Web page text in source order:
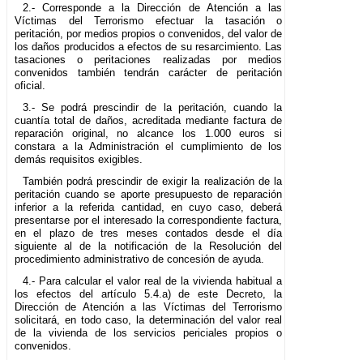
2.- Corresponde a la Dirección de Atención a las
Víctimas del Terrorismo efectuar la tasación o
peritación, por medios propios o convenidos, del valor de
los daños producidos a efectos de su resarcimiento. Las
tasaciones o peritaciones realizadas por medios
convenidos también tendrán carácter de peritación
oficial.
3.- Se podrá prescindir de la peritación, cuando la
cuantía total de daños, acreditada mediante factura de
reparación original, no alcance los 1.000 euros si
constara a la Administración el cumplimiento de los
demás requisitos exigibles.
También podrá prescindir de exigir la realización de la
peritación cuando se aporte presupuesto de reparación
inferior a la referida cantidad, en cuyo caso, deberá
presentarse por el interesado la correspondiente factura,
en el plazo de tres meses contados desde el día
siguiente al de la notificación de la Resolución del
procedimiento administrativo de concesión de ayuda.
4.- Para calcular el valor real de la vivienda habitual a
los efectos del artículo 5.4.a) de este Decreto, la
Dirección de Atención a las Víctimas del Terrorismo
solicitará, en todo caso, la determinación del valor real
de la vivienda de los servicios periciales propios o
convenidos.